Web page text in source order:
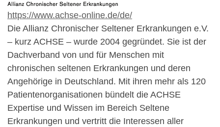
https://www.achse-online.de/de/
Die Allianz Chronischer Seltener Erkrankungen e.V.
– kurz ACHSE – wurde 2004 gegründet. Sie ist der
Dachverband von und für Menschen mit
chronischen seltenen Erkrankungen und deren
Angehörige in Deutschland. Mit ihren mehr als 120
Patientenorganisationen bündelt die ACHSE
Expertise und Wissen im Bereich Seltene
Erkrankungen und vertritt die Interessen aller